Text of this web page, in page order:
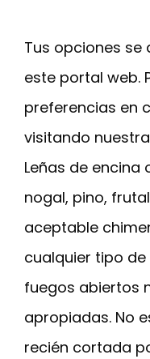
Tus opciones
este portal web.
preferencias en
visitando
Leñas de encina
nogal, pino,
aceptable
cualquier tipo
fuegos abiertos
apropiadas. No
recién cortada